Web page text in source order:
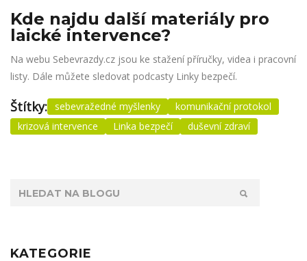
Kde najdu další materiály pro
laické intervence?
Na webu Sebevrazdy.cz jsou ke stažení příručky, videa i pracovní
listy. Dále můžete sledovat podcasty Linky bezpečí.
Štítky: sebevražedné myšlenky
komunikační protokol
krizová intervence
Linka bezpečí duševní zdraví
KATEGORIE